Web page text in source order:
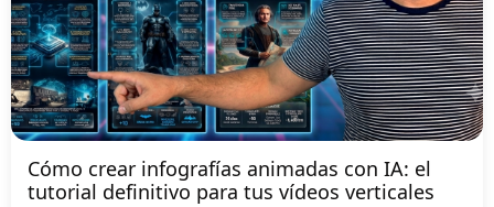
Cómo crear infografías animadas con IA: el
tutorial definitivo para tus vídeos verticales